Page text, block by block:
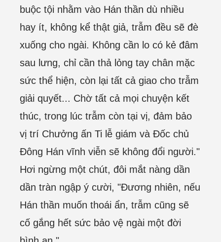
buộc tội nhằm vào Hán thần dù nhiều
hay ít, không kể thật giả, trẫm đều sẽ đè
xuống cho ngài. Không cần lo có kẻ đâm
sau lưng, chỉ cần thả lỏng tay chân mặc
sức thể hiện, còn lại tất cả giao cho trẫm
giải quyết... Chờ tất cả mọi chuyện kết
thúc, trong lúc trẫm còn tại vị, đảm bảo
vị trí Chưởng ấn Ti lễ giám và Đốc chủ
Đông Hán vĩnh viễn sẽ không đổi người."
Hơi ngừng một chút, đôi mắt nàng dần
dần tràn ngập ý cười, "Đương nhiên, nếu
Hán thần muốn thoái ẩn, trẫm cũng sẽ
cố gắng hết sức bảo vệ ngài một đời